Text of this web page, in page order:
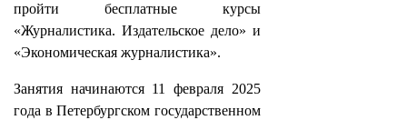
пройти бесплатные курсы
«Журналистика. Издательское дело» и
«Экономическая журналистика».
Занятия начинаются 11 февраля 2025
года в Петербургском государственном